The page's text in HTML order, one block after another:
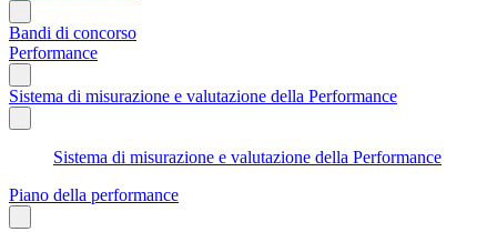
Bandi di concorso
Performance
Sistema di misurazione e valutazione della Performance
Sistema di misurazione e valutazione della Performance
Piano della performance